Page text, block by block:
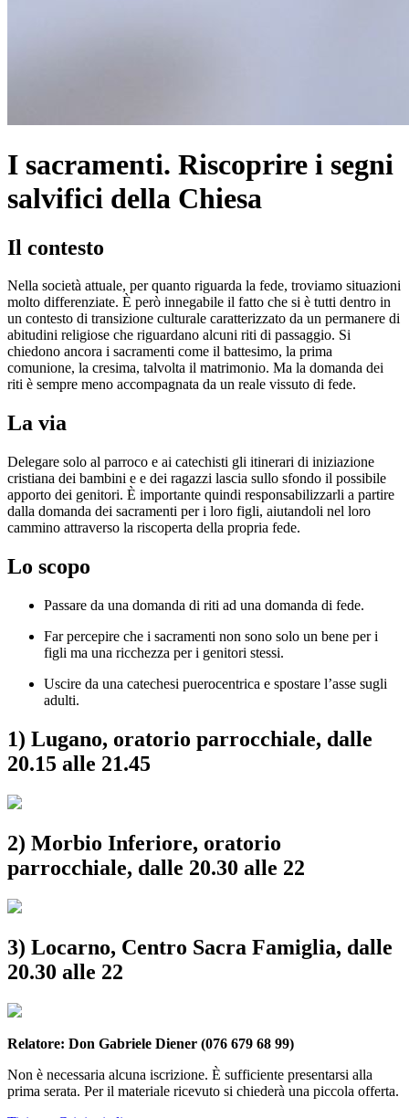
I sacramenti. Riscoprire i segni
salvifici della Chiesa
Il contesto
Nella società attuale, per quanto riguarda la fede, troviamo situazioni
molto differenziate. È però innegabile il fatto che si è tutti dentro in
un contesto di transizione culturale caratterizzato da un permanere di
abitudini religiose che riguardano alcuni riti di passaggio. Si
chiedono ancora i sacramenti come il battesimo, la prima
comunione, la cresima, talvolta il matrimonio. Ma la domanda dei
riti è sempre meno accompagnata da un reale vissuto di fede.
La via
Delegare solo al parroco e ai catechisti gli itinerari di iniziazione
cristiana dei bambini e e dei ragazzi lascia sullo sfondo il possibile
apporto dei genitori. È importante quindi responsabilizzarli a partire
dalla domanda dei sacramenti per i loro figli, aiutandoli nel loro
cammino attraverso la riscoperta della propria fede.
Lo scopo
Passare da una domanda di riti ad una domanda di fede.
Far percepire che i sacramenti non sono solo un bene per i
figli ma una ricchezza per i genitori stessi.
Uscire da una catechesi puerocentrica e spostare l’asse sugli
adulti.
1) Lugano, oratorio parrocchiale, dalle
20.15 alle 21.45
2) Morbio Inferiore, oratorio
parrocchiale, dalle 20.30 alle 22
3) Locarno, Centro Sacra Famiglia, dalle
20.30 alle 22
Relatore: Don Gabriele Diener (076 679 68 99)
Non è necessaria alcuna iscrizione. È sufficiente presentarsi alla
prima serata. Per il materiale ricevuto si chiederà una piccola offerta.